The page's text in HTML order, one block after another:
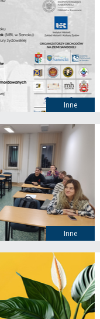
Inne
Inne